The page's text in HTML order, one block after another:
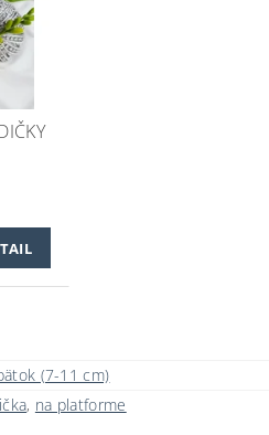
(7-11 cm)
, na platforme